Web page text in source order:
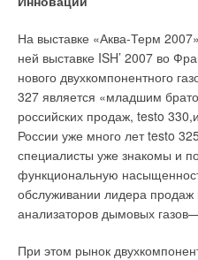
На выставке «Аква-Терм
ней выставке ISH’ 2007 во
нового двухкомпонентного
327 является «младшим
российских продаж, testo
России уже много лет testo
специалисты уже знакомы и
функциональную
обслуживании лидера
анализаторов дымовых
При этом рынок